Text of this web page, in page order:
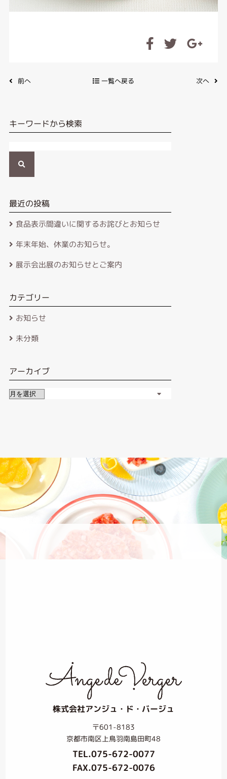
前へ 一覧へ戻る 次へ
キーワードから検索
最近の投稿
食品表示間違いに関するお詫びとお知らせ
年末年始、休業のお知らせ。
展示会出展のお知らせとご案内
カテゴリー
お知らせ
未分類
アーカイブ
株式会社アンジュ・ド・バージュ
〒601-8183
京都市南区上鳥羽南島田町48
TEL.075-672-0077
FAX.075-672-0076